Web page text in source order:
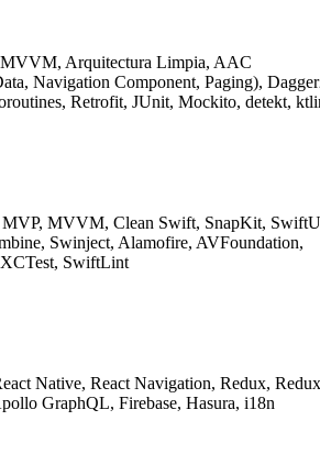
Arquitectura Limpia, AAC
Navigation Component, Paging),
Retrofit, JUnit, Mockito, detekt,
MVVM, Clean Swift, SnapKit,
Swinject, Alamofire, AVFoundation,
SwiftLint
Native, React Navigation, Redux,
GraphQL, Firebase, Hasura, i18n